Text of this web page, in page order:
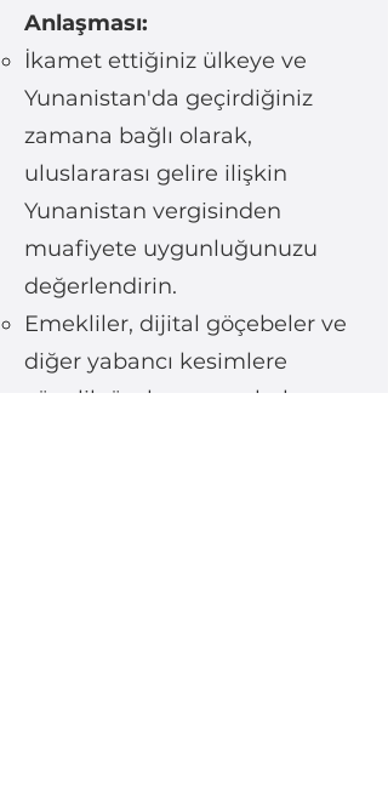
Anlaşması:
İkamet ettiğiniz ülkeye ve
Yunanistan'da geçirdiğiniz
zamana bağlı olarak,
uluslararası gelire ilişkin
Yunanistan vergisinden
muafiyete uygunluğunuzu
değerlendirin.
Emekliler, dijital göçebeler ve
diğer yabancı kesimlere
yönelik özel programlarla